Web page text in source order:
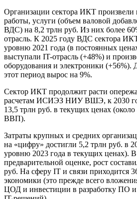
Организации сектора ИКТ произвели
работы, услуги (объем валовой
ВДС) на 8,2 трлн руб. Из них более
отрасль. К 2025 году ВДС сектора
уровню 2021 года (в постоянных
выступали IT-отрасль (+48%) и
оборудования и электроники (+56%).
этот период вырос на 9%.
Сектор ИКТ продолжит расти
расчетам ИСИЭЗ НИУ ВШЭ, к 2030
13,5 трлн руб. в текущих ценах
ВВП).
Затраты крупных и средних
на «цифру» достигли 5,2 трлн руб. в
уровню 2023 года в текущих ценах). В
предварительной оценке, рост
руб. На сферу IT и связи приходится
экономики (это прежде всего
ЦОД и инвестиции в разработку ПО и